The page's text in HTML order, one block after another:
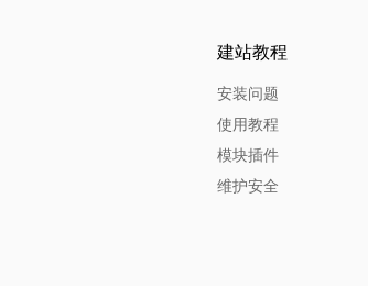
建站教程
安装问题
使用教程
模块插件
维护安全